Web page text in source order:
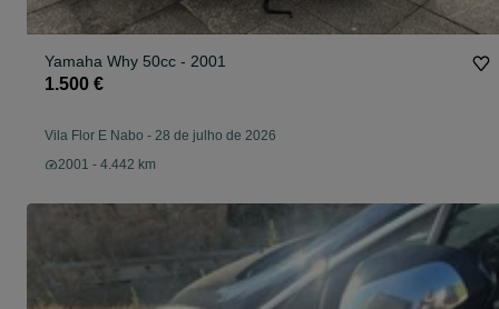
Yamaha Why 50cc - 2001
1.500 €
Vila Flor E Nabo - 28 de julho de 2026
2001 - 4.442 km